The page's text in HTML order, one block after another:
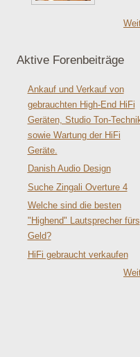
Aktive Forenbeiträge
Ankauf und Verkauf von
gebrauchten High-End HiFi
Geräten, Studio Ton-
sowie Wartung der HiFi
Geräte.
Danish Audio Design
Suche Zingali Overture 4
Welche sind die besten
"Highend" Lautsprecher fürs
Geld?
HiFi gebraucht verkaufen